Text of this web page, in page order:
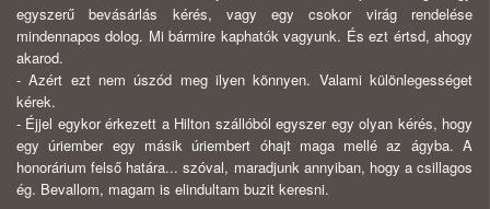
egyszerű bevásárlás kérés, vagy egy csokor virág rendelése
mindennapos dolog. Mi bármire kaphatók vagyunk. És ezt értsd, ahogy
akarod.
- Azért ezt nem úszód meg ilyen könnyen. Valami különlegességet
kérek.
- Éjjel egykor érkezett a Hilton szállóból egyszer egy olyan kérés, hogy
egy úriember egy másik úriembert óhajt maga mellé az ágyba. A
honorárium felső határa... szóval, maradjunk annyiban, hogy a csillagos
ég. Bevallom, magam is elindultam buzit keresni.